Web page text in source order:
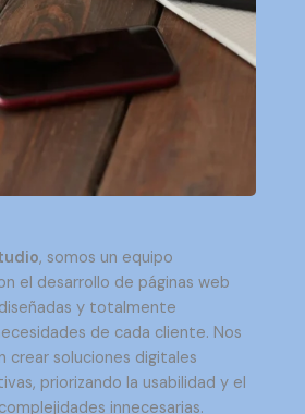
, somos un equipo
el desarrollo de páginas web
y totalmente
de cada cliente. Nos
crear soluciones digitales
priorizando la usabilidad y el
innecesarias.